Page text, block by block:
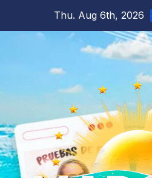
Thu. Aug 6th, 2026